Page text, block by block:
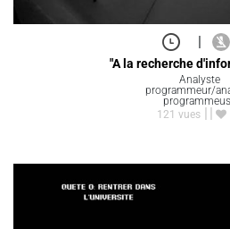
|
"A la recherche
Analyste
programmeur/
121 vues